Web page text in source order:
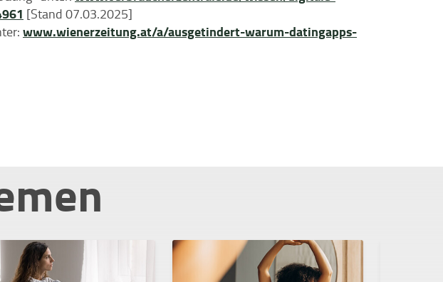
[Stand 07.03.2025]
www.wienerzeitung.at/a/ausgetindert-warum-datingapps-